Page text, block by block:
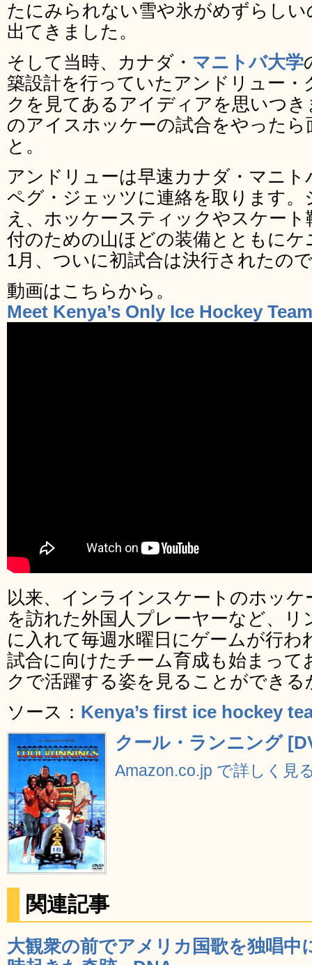
たにみられない雪や氷がめずらし
出てきました。
そして当時、カナダ・ マニトバ大学
築設計を行っていたアンドリュー
クを見てあるアイディアを思いつ
のアイスホッケーの試合をやった
と。
アンドリューは早速カナダ・マニ
ペグ・ジェッツに連絡を取ります。
え、ホッケースティックやスケー
付のための山ほどの装備とともにケ
1月、ついに初試合は決行されたの
動画はこちらから。
Meet Kenya’s Only Ice Hockey
以来、インラインスケートのホッ
を訪れた外国人プレーヤーなど、
に入れて毎週水曜日にゲームが行
試合に向けたチーム育成も始まって
クで活躍する姿を見ることができ
ソース： Kenya’s first ice hockey
クール・ランニング
Amazon.co.jp で詳しく見
関連記事
大観衆の前でアメリカ国歌を独唱